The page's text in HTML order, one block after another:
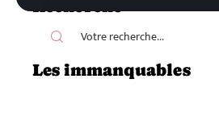
Les immanquables